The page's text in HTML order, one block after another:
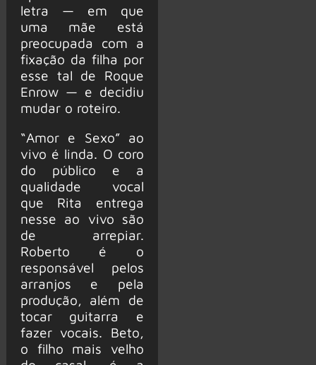
letra — em que
uma mãe está
preocupada com a
fixação da filha por
esse tal de Roque
Enrow — e decidiu
mudar o roteiro.
“Amor e Sexo” ao
vivo é linda. O coro
do público e a
qualidade vocal
que Rita entrega
nesse ao vivo são
de arrepiar.
Roberto é o
responsável pelos
arranjos e pela
produção, além de
tocar guitarra e
fazer vocais. Beto,
o filho mais velho